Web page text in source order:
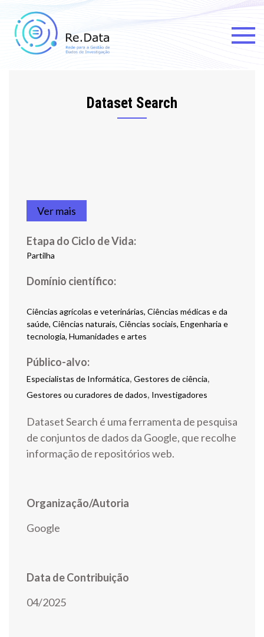
content
Rede para a Gestão de Dados
Dataset Search
Dataset Search é uma ferramenta de pesquisa
de conjuntos de dados da Google, que recolhe
informação de repositórios web.
Organização/Autoria
Google
Data de Contribuição
04/2025
Ver mais
Etapa do Ciclo de Vida:
Partilha
Ciências agrícolas e veterinárias, Ciências médicas e da
saúde, Ciências naturais, Ciências sociais, Engenharia e
tecnologia, Humanidades e artes
Público-alvo:
Especialistas de Informática, Gestores de ciência,
Gestores ou curadores de dados, Investigadores